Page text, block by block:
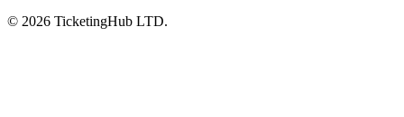
© 2026 TicketingHub LTD.